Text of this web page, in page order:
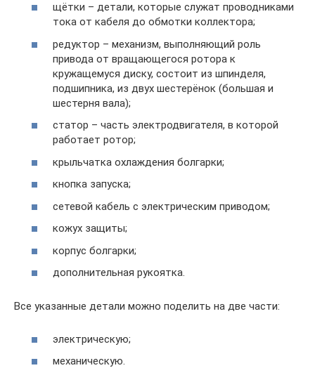
щётки – детали, которые служат проводниками
тока от кабеля до обмотки коллектора;
редуктор – механизм, выполняющий роль
привода от вращающегося ротора к
кружащемуся диску, состоит из шпинделя,
подшипника, из двух шестерёнок (большая и
шестерня вала);
статор – часть электродвигателя, в которой
работает ротор;
крыльчатка охлаждения болгарки;
кнопка запуска;
сетевой кабель с электрическим приводом;
кожух защиты;
корпус болгарки;
дополнительная рукоятка.
Все указанные детали можно поделить на две части:
электрическую;
механическую.